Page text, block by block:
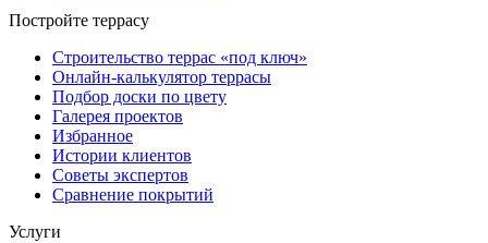
Постройте террасу
Строительство террас «под ключ»
Онлайн-калькулятор террасы
Подбор доски по цвету
Галерея проектов
Избранное
Истории клиентов
Советы экспертов
Сравнение покрытий
Услуги